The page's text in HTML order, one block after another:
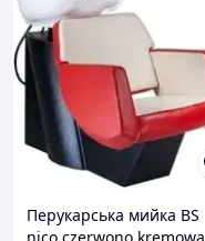
Перукарська мийка BS